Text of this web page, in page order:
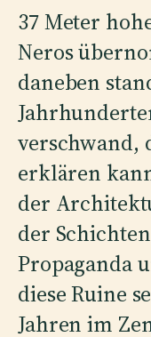
37 Meter
Neros
daneben
verschwand,
erklären
der
der
Propaganda
diese Ruine
Jahren im